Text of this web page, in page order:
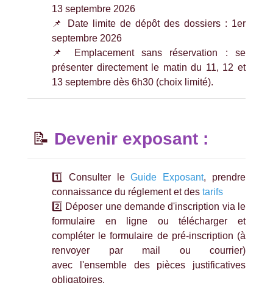
13 septembre 2026
📌 Date limite de dépôt des dossiers : 1er
septembre 2026
📌 Emplacement sans réservation : se
présenter directement le matin du 11, 12 et
13 septembre dès 6h30 (choix limité).
📝 Devenir exposant :
1️⃣ Consulter leGuide Exposant, prendre
connaissance du réglement et des tarifs
2️⃣ Déposer une demande d'inscription via le
formulaire en ligne ou télécharger et
compléter le formulaire de pré-inscription (à
renvoyer par mail ou courrier)
avec l'ensemble des pièces justificatives
obligatoires.